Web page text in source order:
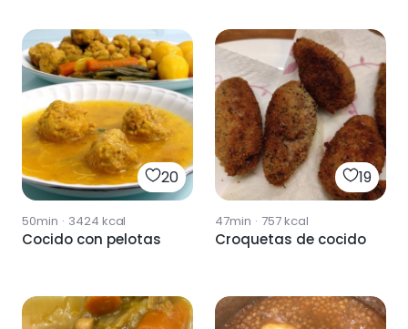
20
50min · 3424 kcal
Cocido con pelotas
19
47min · 757kcal
Croquetas de cocido